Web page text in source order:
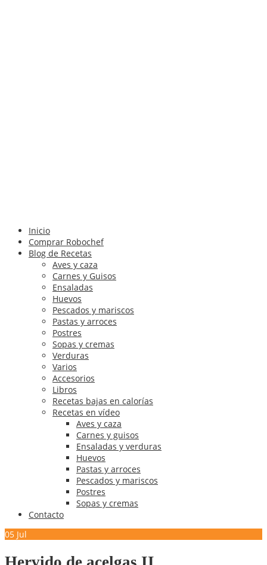
Inicio
Comprar Robochef
Blog de Recetas
Aves y caza
Carnes y Guisos
Ensaladas
Huevos
Pescados y mariscos
Pastas y arroces
Postres
Sopas y cremas
Verduras
Varios
Accesorios
Libros
Recetas bajas en calorías
Recetas en vídeo
Aves y caza
Carnes y guisos
Ensaladas y verduras
Huevos
Pastas y arroces
Pescados y mariscos
Postres
Sopas y cremas
Contacto
05 Jul